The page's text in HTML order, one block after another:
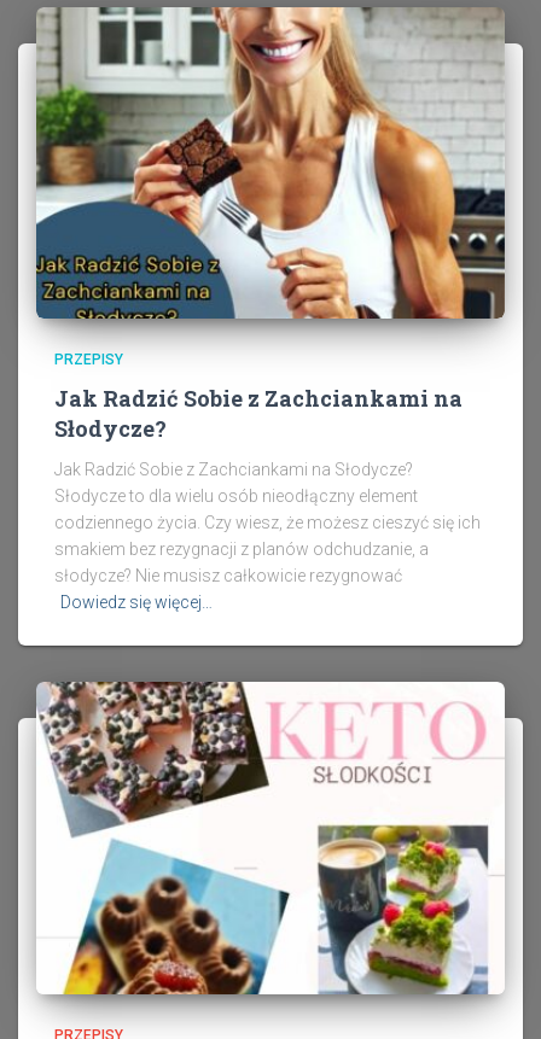
PRZEPISY
Jak Radzić Sobie z Zachciankami na
Słodycze?
Jak Radzić Sobie z Zachciankami na Słodycze?
Słodycze to dla wielu osób nieodłączny element
codziennego życia. Czy wiesz, że możesz cieszyć się ich
smakiem bez rezygnacji z planów odchudzanie, a
słodycze? Nie musisz całkowicie rezygnować
Dowiedz się więcej…
PRZEPISY